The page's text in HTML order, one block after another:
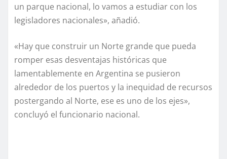
un parque nacional, lo vamos a estudiar con los
legisladores nacionales», añadió.
«Hay que construir un Norte grande que pueda
romper esas desventajas históricas que
lamentablemente en Argentina se pusieron
alrededor de los puertos y la inequidad de recursos
postergando al Norte, ese es uno de los ejes»,
concluyó el funcionario nacional.